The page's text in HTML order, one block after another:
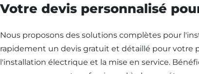
Votre devis personnalisé
Nous proposons des solutions complètes pour
rapidement un devis gratuit et détaillé pour votre
l'installation électrique et la mise en service.